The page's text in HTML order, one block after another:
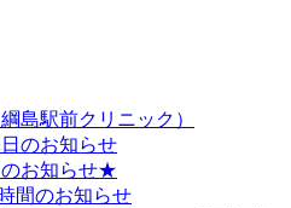
島駅前クリニック）
のお知らせ
お知らせ★
間のお知らせ